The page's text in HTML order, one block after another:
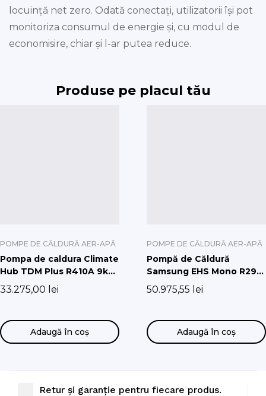
locuință net zero. Odată conectați, utilizatorii își pot
monitoriza consumul de energie și, cu modul de
economisire, chiar și l-ar putea reduce.
Produse pe placul tău
POMPE DE CĂLDURĂ AER-APĂ
Pompa de caldura Climate
Hub TDM Plus R410A 9kw
cu boiler de 260l
33.275,00 lei
Adaugă în coș
POMPE DE CĂLDURĂ AER-APĂ
Pompă de Căldură
Samsung EHS Mono R290
cu Hydro Unit Integrat
(Fără pompă de circulatie)
AE120CXYDGK/EU
50.975,55 lei
Adaugă în coș
Retur și garanție pentru fiecare produs.